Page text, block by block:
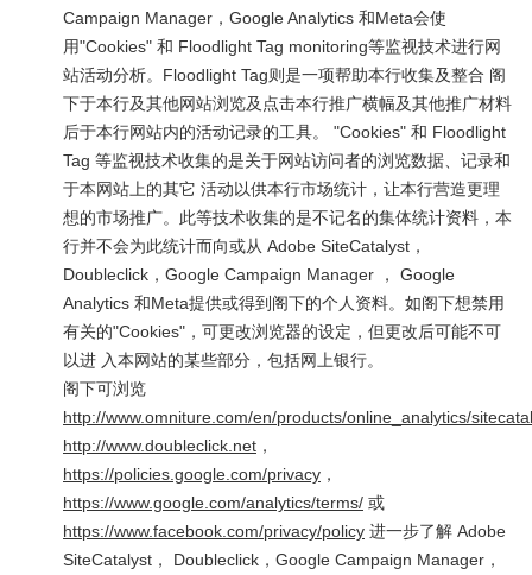
Campaign Manager，Google Analytics 和Meta会使
用"Cookies" 和 Floodlight Tag monitoring等监视技术进行网
站活动分析。Floodlight Tag则是一项帮助本行收集及整合 阁
下于本行及其他网站浏览及点击本行推广横幅及其他推广材料
后于本行网站内的活动记录的工具。 "Cookies" 和 Floodlight
Tag 等监视技术收集的是关于网站访问者的浏览数据、记录和
于本网站上的其它 活动以供本行市场统计，让本行营造更理
想的市场推广。此等技术收集的是不记名的集体统计资料，本
行并不会为此统计而向或从 Adobe SiteCatalyst，
Doubleclick，Google Campaign Manager ， Google
Analytics 和Meta提供或得到阁下的个人资料。如阁下想禁用
有关的"Cookies"，可更改浏览器的设定，但更改后可能不可
以进 入本网站的某些部分，包括网上银行。
阁下可浏览
http://www.omniture.com/en/products/online_analytics/
http://www.doubleclick.net ，
https://policies.google.com/privacy ，
https://www.google.com/analytics/terms/ 或
https://www.facebook.com/privacy/policy 进一步了解 Adobe
SiteCatalyst， Doubleclick，Google Campaign Manager，